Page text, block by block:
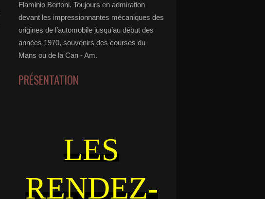
Flaminio Bertoni. Toujours en admiration
devant les impressionnantes mécaniques des
origines de l’automobile jusqu’au début des
années 1970, souvenirs des courses du
Mans ou de la Can - Am.
PRÉSENTATION
LES
RENDEZ-